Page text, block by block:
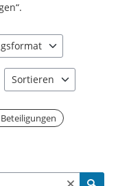
Sortieren